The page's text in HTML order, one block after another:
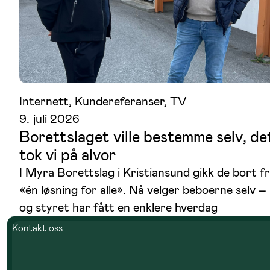
Internett, Kundereferanser, TV
9. juli 2026
Borettslaget ville bestemme selv,
tok vi på alvor
I Myra Borettslag i Kristiansund gikk de bort
«én løsning for alle». Nå velger beboerne selv –
og styret har fått en enklere hverdag
Kontakt oss